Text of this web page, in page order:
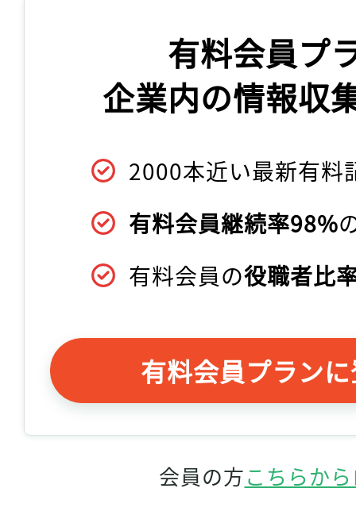
有料会員プ
企業内の情報収
2000本近い最新有料
有料会員継続率98%
有料会員の役職者比
有料会員プラン
会員の方こちらか